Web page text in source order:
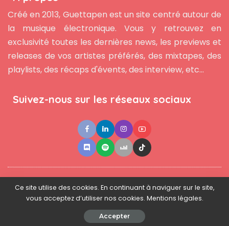
Créé en 2013, Guettapen est un site centré autour de
la musique électronique. Vous y retrouvez en
exclusivité toutes les dernières news, les previews et
releases de vos artistes préférés, des mixtapes, des
playlists, des récaps d'évents, des interview, etc...
Suivez-nous sur les réseaux sociaux
Contact ●Newsletter ● L'équipe ● Mentions légales
© 2025 - www.guettapen.com - Tous droits réservés.
Ce site utilise des cookies. En continuant à naviguer sur le site,
vous acceptez d’utiliser nos cookies. Mentions légales.
Accepter